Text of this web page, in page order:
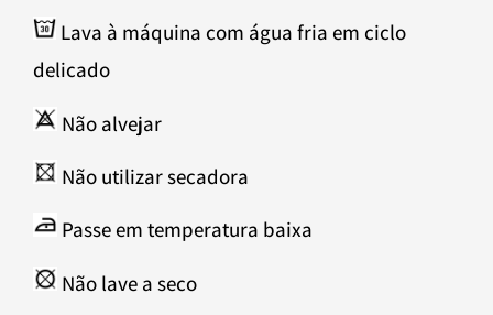
Lava à máquina com água fria em ciclo
delicado
Não alvejar
Não utilizar secadora
Passe em temperatura baixa
Não lave a seco